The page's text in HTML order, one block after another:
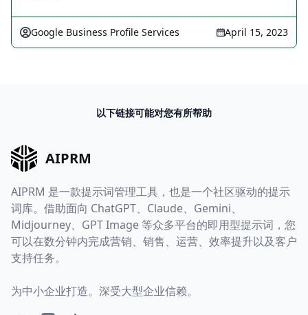
Google Business Profile Services April 15, 2023
以下链接可能对您有所帮助
AIPRM
AIPRM 是一款提示词管理工具，也是一个社区驱动的提示
词库。借助面向 ChatGPT、Claude、Gemini、
Midjourney、GPT Image 等众多平台的即用型提示词，您
可以在数分钟内完成营销、销售、运营、效率提升以及客户
支持任务。
为中小企业打造。深受大型企业信赖。